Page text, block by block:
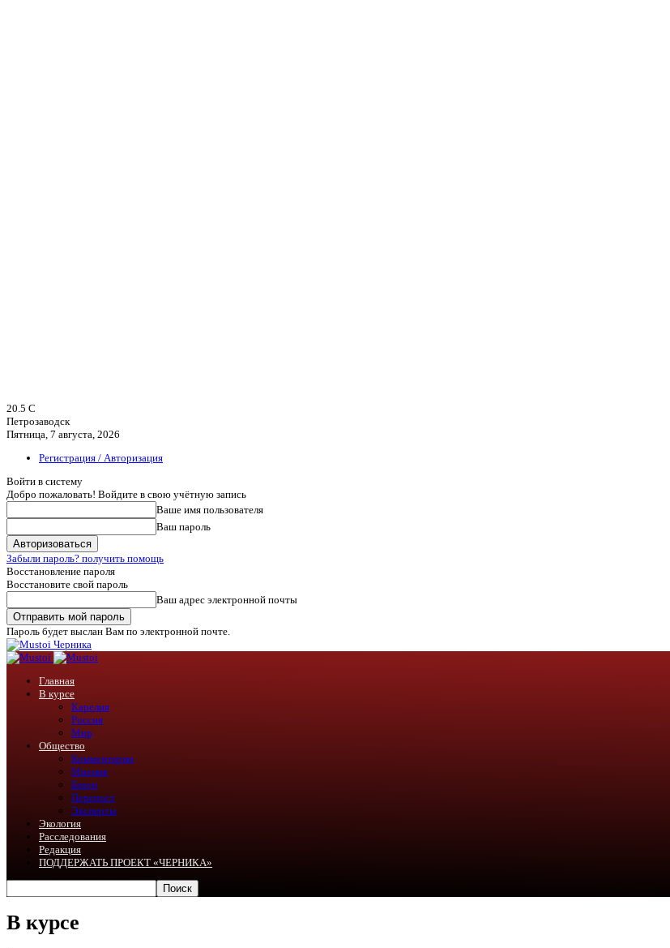
20.5 C
Петрозаводск
Пятница, 7 августа, 2026
Регистрация / Авторизация
Войти в систему
Добро пожаловать! Войдите в свою учётную запись
Ваше имя пользователя
Ваш пароль
Забыли пароль? получить помощь
Восстановление пароля
Восстановите свой пароль
Ваш адрес электронной почты
Пароль будет выслан Вам по электронной почте.
Черника
Главная
В курсе
Карелия
Россия
Мир
Общество
Комментарии
Мнения
Блоги
Перепост
Эксперты
Экология
Расследования
Редакция
ПОДДЕРЖАТЬ ПРОЕКТ «ЧЕРНИКА»
В курсе